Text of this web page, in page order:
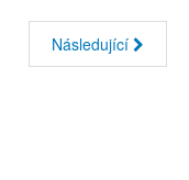
Následující